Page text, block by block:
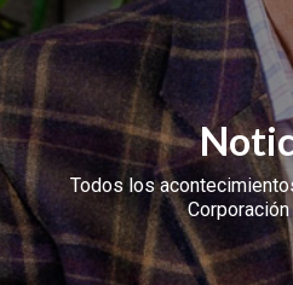
Todos los